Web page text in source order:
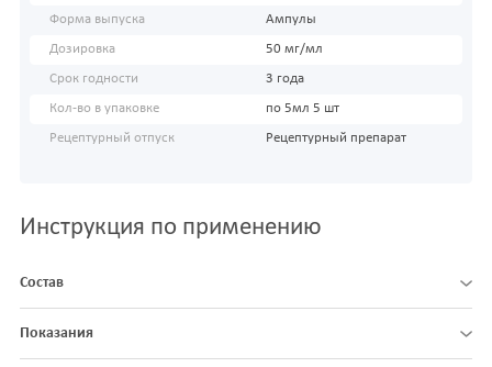
Форма выпуска Ампулы
Дозировка 50 мг/мл
Срок годности 3 года
Кол-во в упаковке по 5мл 5 шт
Рецептурный отпуск Рецептурный препарат
Инструкция по применению
Состав
Показания